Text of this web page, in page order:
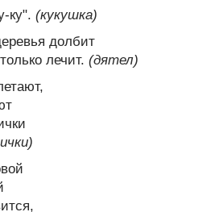
ку". (кукушка)
долбит
лечит. (дятел)